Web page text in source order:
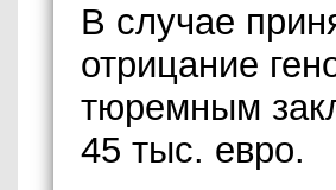
В случае
отрицание
тюремным
45 тыс. евро.